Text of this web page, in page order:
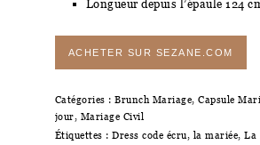
Longueur depuis l’épaule 124
ACHETER SUR SEZANE.COM
Catégories : Brunch Mariage, Capsule
jour, Mariage Civil
Étiquettes : Dress code écru, la mariée, La